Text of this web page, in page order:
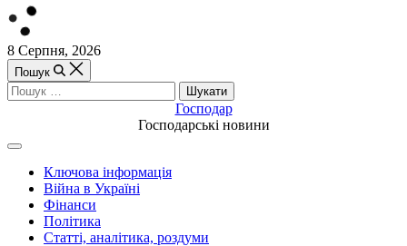
Перейти
до
вмісту
8 Серпня, 2026
Пошук
Пошук:
Господар
Господарські новини
Off
Canvas
(поза
полотном)
Ключова інформація
Війна в Україні
Фінанси
Політика
Статті, аналітика, роздуми